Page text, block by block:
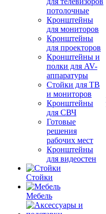
потолочные
Кронштейны
для мониторов
Кронштейны
для проекторов
Кронштейны и
полки для AV-
аппаратуры
Стойки для ТВ
и мониторов
Кронштейны
для СВЧ
Готовые
решения
рабочих мест
Кронштейны
для видеостен
Стойки
Мебель